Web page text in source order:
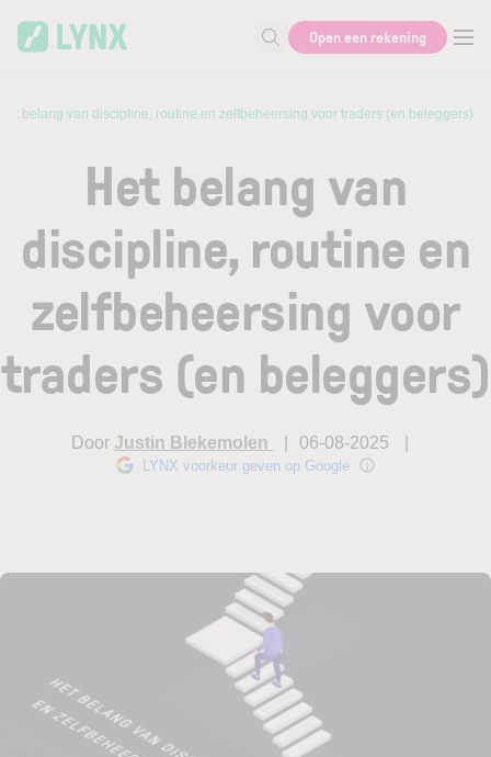
Zoek naar informatie
Open een rekening
belang van discipline, routine en zelfbeheersing voor traders (en beleggers)
Het belang van
discipline, routine en
zelfbeheersing voor
traders (en beleggers)
Door Justin Blekemolen 06-08-2025
LYNX voorkeur geven op Google